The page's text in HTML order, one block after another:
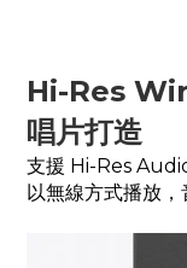
Hi-Res
唱片打造
支援 Hi-Res
以無線方式播放，